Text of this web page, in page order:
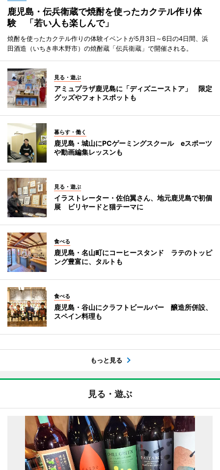
鹿児島・伝兵衛蔵で焼酎を使ったカクテル作り体
験 「若い人も楽しんで」
焼酎を使ったカクテル作りの体験イベントが5月3日～6日の4日間、浜
田酒造（いちき串木野市）の焼酎蔵「伝兵衛蔵」で開催される。
見る・遊ぶ
アミュプラザ鹿児島に「ディズニーストア」 限定
グッズやフォトスポットも
暮らす・働く
鹿児島・城山にPCゲーミングスクール eスポーツ
や動画編集レッスンも
見る・遊ぶ
イラストレーター・佐伯翼さん、地元鹿児島で初個
展 ビリヤードと猫テーマに
食べる
鹿児島・名山町にコーヒースタンド ラテのトッピ
ング豊富に、タルトも
食べる
鹿児島・谷山にクラフトビールバー 醸造所併設、
スペイン料理も
もっと見る
見る・遊ぶ